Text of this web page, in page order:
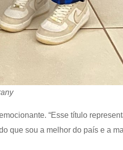
“Esse título
que sou a melhor do país e a